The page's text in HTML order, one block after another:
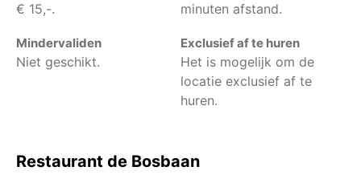
€ 15,-.
minuten afstand.
Mindervaliden
Niet geschikt.
Exclusief af te huren
Het is mogelijk om de
locatie exclusief af te
huren.
Restaurant de Bosbaan